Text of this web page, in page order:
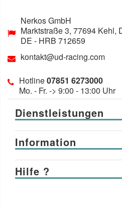
Nerkos GmbH
Marktstraße 3, 77694 Kehl,
DE - HRB 712659
kontakt@ud-racing.com
Hotline07851 6273000
Mo. - Fr. -> 9:00 - 13:00 Uhr
Dienstleistungen
Information
Hilfe ?